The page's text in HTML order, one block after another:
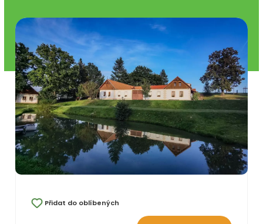
Přidat do oblíbených